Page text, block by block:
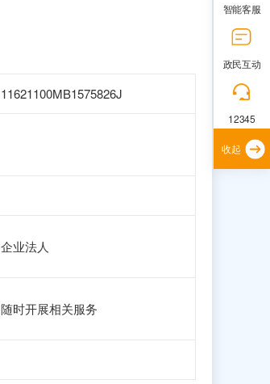
11621100MB1575826J
企业法人
随时开展相关服务
智能客服
政民互动
12345
收起